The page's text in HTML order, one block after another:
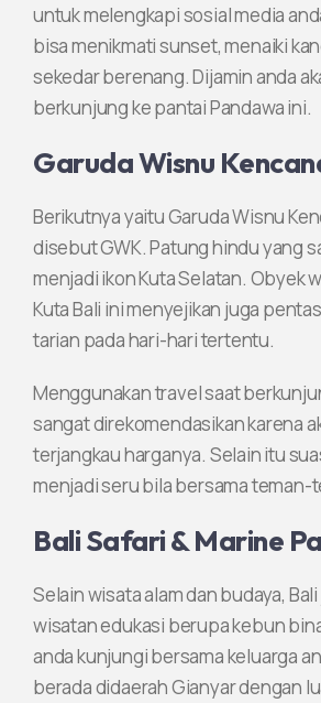
untuk melengkapi sosial media
bisa menikmati sunset, menaiki
sekedar berenang. Dijamin anda
berkunjung ke pantai Pandawa ini.
Garuda Wisnu
Berikutnya yaitu Garuda Wisnu
disebut GWK. Patung hindu yang
menjadi ikon Kuta Selatan. Obyek
Kuta Bali ini menyejikan juga
tarian pada hari-hari tertentu.
Menggunakan travel saat
sangat direkomendasikan karena
terjangkau harganya. Selain itu
menjadi seru bila bersama teman-
Bali Safari & Marine
Selain wisata alam dan budaya,
wisatan edukasi berupa kebun
anda kunjungi bersama keluarga
berada didaerah Gianyar dengan